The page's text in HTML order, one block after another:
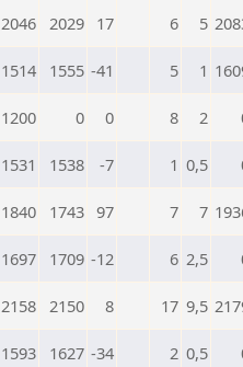
2046 2029 17 6 5
1514 1555 -41 5 1
1200 0 0 8 2
1531 1538 -7 1 0,5
1840 1743 97 7 7
1697 1709 -12 6 2,5
2158 2150 8 17 9,5
1593 1627 -34 2 0,5